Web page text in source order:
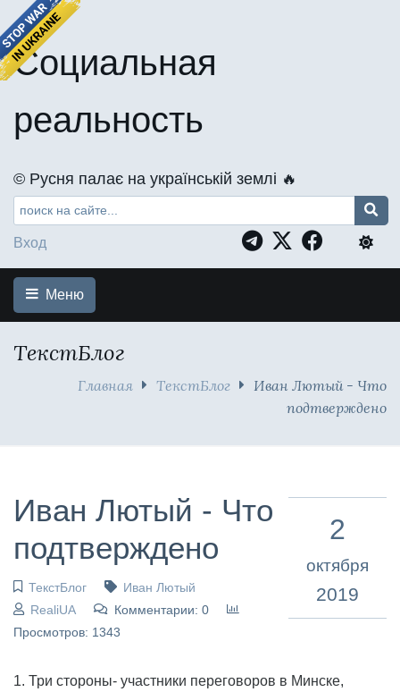
Социальная
реальность
©️ Русня палає на українській землі 🔥
Вход
Меню
ТекстБлог
Главная ТекстБлог
Иван Лютый - Что
подтверждено
Иван Лютый - Что
подтверждено
ТекстБлог
Иван Лютый
RealiUA
Комментарии: 0
Просмотров: 1343
2
октября
2019
1. Три стороны- участники переговоров в Минске,